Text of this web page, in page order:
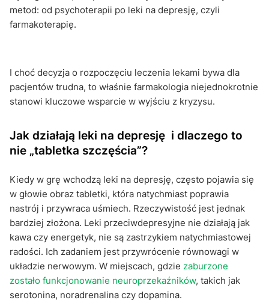
metod: od psychoterapii po leki na depresję, czyli
farmakoterapię.
I choć decyzja o rozpoczęciu leczenia lekami bywa dla
pacjentów trudna, to właśnie farmakologia niejednokrotnie
stanowi kluczowe wsparcie w wyjściu z kryzysu.
Jak działają leki na depresję i dlaczego to
nie „tabletka szczęścia”?
Kiedy w grę wchodzą leki na depresję, często pojawia się
w głowie obraz tabletki, która natychmiast poprawia
nastrój i przywraca uśmiech. Rzeczywistość jest jednak
bardziej złożona. Leki przeciwdepresyjne nie działają jak
kawa czy energetyk, nie są zastrzykiem natychmiastowej
radości. Ich zadaniem jest przywrócenie równowagi w
układzie nerwowym. W miejscach, gdzie zaburzone
zostało funkcjonowanie neuroprzekaźników, takich jak
serotonina, noradrenalina czy dopamina.